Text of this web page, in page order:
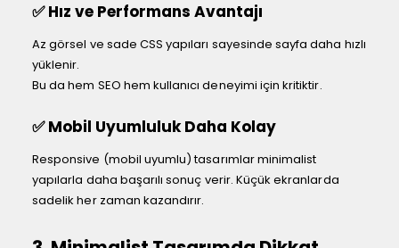
✅ Hız ve Performans Avantajı
Az görsel ve sade CSS yapıları sayesinde sayfa daha hızlı
yüklenir.
Bu da hem SEO hem kullanıcı deneyimi için kritiktir.
✅ Mobil Uyumluluk Daha Kolay
Responsive (mobil uyumlu) tasarımlar minimalist
yapılarla daha başarılı sonuç verir. Küçük ekranlarda
sadelik her zaman kazandırır.